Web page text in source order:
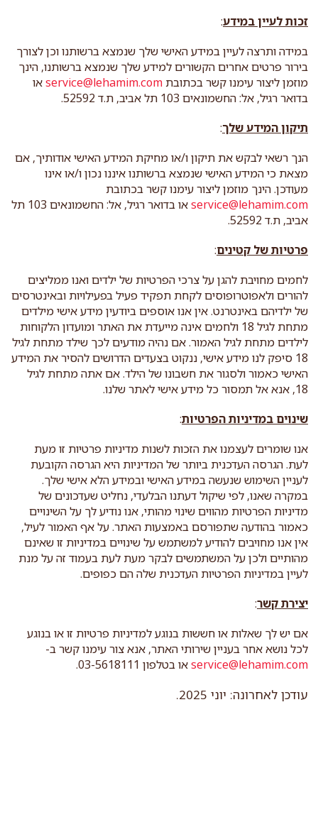
זכות לעיין במידע:
במידה ותרצה לעיין במידע האישי שלך שנמצא ברשותנו וכן לצורך
בירור פרטים אחרים הקשורים למידע שלך שנמצא ברשותנו, הינך
מוזמן ליצור עימנו קשר בכתובת service@lehamim.comאו
בדואר רגיל, אל: החשמונאים 103 תל אביב, ת.ד 52592.
תיקון המידע שלך:
הנך רשאי לבקש את תיקון ו/או מחיקת המידע האישי אודותיך, אם
מצאת כי המידע האישי שנמצא ברשותנו איננו נכון ו/או אינו
מעודכן. הינך מוזמן ליצור עימנו קשר בכתובת
service@lehamim.com
או בדואר רגיל, אל: החשמונאים 103 תל
אביב, ת.ד 52592.
פרטיות של קטינים:
לחמים מחויבת להגן על צרכי הפרטיות של ילדים ואנו ממליצים
להורים ולאפוטרופוסים לקחת תפקיד פעיל בפעילויות ובאינטרסים
של ילדיהם באינטרנט. אין אנו אוספים ביודעין מידע אישי מילדים
מתחת לגיל 18 ולחמים אינה מייעדת את האתר ומועדון הלקוחות
לילדים מתחת לגיל האמור. אם נהיה מודעים לכך שילד מתחת לגיל
18 סיפק לנו מידע אישי, ננקוט בצעדים הדרושים להסיר את המידע
האישי כאמור ולסגור את חשבונו של הילד. אם אתה מתחת לגיל
18, אנא אל תמסור כל מידע אישי לאתר שלנו.
שינוים במדיניות הפרטיות:
אנו שומרים לעצמנו את הזכות לשנות מדיניות פרטיות זו מעת
לעת. הגרסה העדכנית ביותר של המדיניות היא הגרסה הקובעת
לעניין השימוש שנעשה במידע האישי ובמידע הלא אישי שלך.
במקרה שאנו, לפי שיקול דעתנו הבלעדי, נחליט שעדכונים של
מדיניות הפרטיות מהווים שינוי מהותי, אנו נודיע לך על השינויים
כאמור בהודעה שתפורסם באמצעות האתר. על אף האמור לעיל,
אין אנו מחויבים להודיע למשתמש על שינויים במדיניות זו שאינם
מהותיים ולכן על המשתמשים לבקר מעת לעת בעמוד זה על מנת
לעיין במדיניות הפרטיות העדכנית שלה הם כפופים.
יצירת קשר:
אם יש לך שאלות או חששות בנוגע למדיניות פרטיות זו או בנוגע
לכל נושא אחר בעניין שירותי האתר, אנא צור עימנו קשר ב-
service@lehamim.comאו בטלפון 03-5618111.
עודכן לאחרונה: יוני 2025.